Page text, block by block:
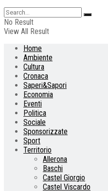
No Result
View All Result
Home
Ambiente
Cultura
Cronaca
Saperi&Sapori
Economia
Eventi
Politica
Sociale
Sponsorizzate
Sport
Territorio
Allerona
Baschi
Castel Giorgio
Castel Viscardo